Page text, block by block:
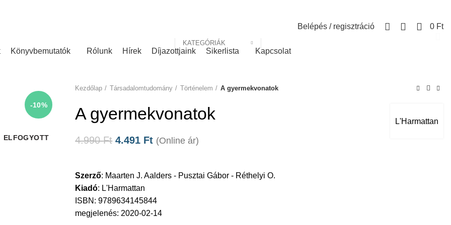
KATEGÓRIÁK
Belépés / regisztráció 0 Ft
Könyvbemutatók Rólunk Hírek Díjazottjaink Sikerlista Kapcsolat
-10%
ELFOGYOTT
Kezdőlap
Társadalomtudomány Történelem A gyermekvonatok
L'Harmattan
A gyermekvonatok
4.990Ft 4.491 Ft (Online ár)
Szerző: Maarten J. Aalders - Pusztai Gábor - Réthelyi O.
Kiadó: L'Harmattan
ISBN: 9789634145844
megjelenés: 2020-02-14